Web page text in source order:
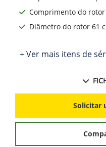
Comprimento do rotor
Diâmetro do rotor 61
+ Ver mais itens de
Solicitar